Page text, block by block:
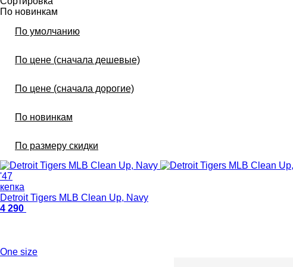
По новинкам
По умолчанию
По цене (сначала дешевые)
По цене (сначала дорогие)
По новинкам
По размеру скидки
'47
кепка
Detroit Tigers MLB Clean Up, Navy
4 290
One size